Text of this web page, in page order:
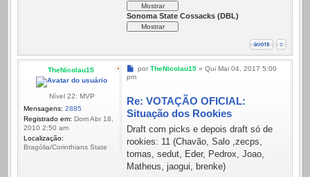
Sonoma State Cossacks (DBL)
TheNicolau15
Nível 22: MVP
Mensagens: 2885
Registrado em: Dom Abr 18,
2010 2:50 am
Localização:
Bragólia/Corinthians State
Mensagem
por TheNicolau15» Qui Mai 04, 2017 5:00
pm
Re: VOTAÇÃO OFICIAL:
Situação dos Rookies
Draft com picks e depois draft só de
rookies: 11 (Chavão, Salo ,zecps,
tomas, sedut, Eder, Pedrox, Joao,
Matheus, jaogui, brenke)